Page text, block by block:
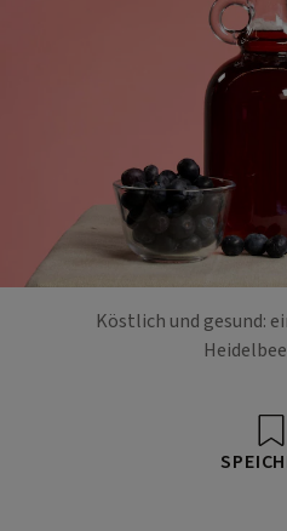
Köstlich und gesund: